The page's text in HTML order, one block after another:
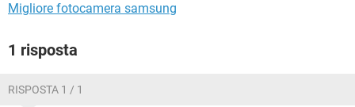
Migliore fotocamera samsung
1 risposta
RISPOSTA 1 / 1